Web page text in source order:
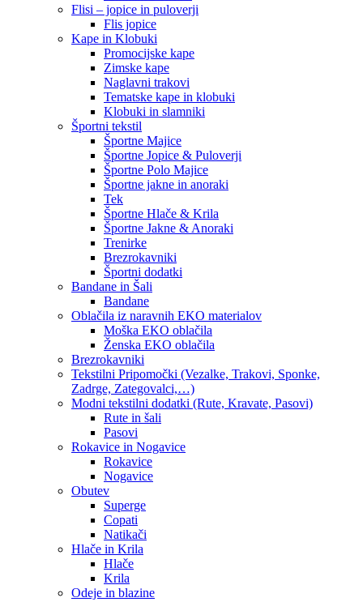
Flisi – jopice in puloverji
Flis jopice
Kape in Klobuki
Promocijske kape
Zimske kape
Naglavni trakovi
Tematske kape in klobuki
Klobuki in slamniki
Športni tekstil
Športne Majice
Športne Jopice & Puloverji
Športne Polo Majice
Športne jakne in anoraki
Tek
Športne Hlače & Krila
Športne Jakne & Anoraki
Trenirke
Brezrokavniki
Športni dodatki
Bandane in Šali
Bandane
Oblačila iz naravnih EKO materialov
Moška EKO oblačila
Ženska EKO oblačila
Brezrokavniki
Tekstilni Pripomočki (Vezalke, Trakovi, Sponke,
Zadrge, Zategovalci,…)
Modni tekstilni dodatki (Rute, Kravate, Pasovi)
Rute in šali
Pasovi
Rokavice in Nogavice
Rokavice
Nogavice
Obutev
Superge
Copati
Natikači
Hlače in Krila
Hlače
Krila
Odeje in blazine